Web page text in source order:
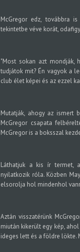
McGregor edz, továbbra
tekintetbe véve korát,
"Most sokan azt mondják,
tudjátok mit? Én vagyok a
club élet képei és az ezzel
Mutatják, ahogy az ismert
McGregor csapata
McGregor is a boksszal
Láthatjuk a kis ír termet,
nyilatkozik róla. Közben
elsorolja hol mindenhol
Aztán visszatérünk
miután kikerült egy kép,
ideges lett és a földre lökte.